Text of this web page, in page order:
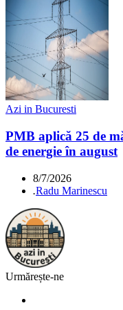
Azi in Bucuresti
PMB aplică 25 de
de energie în august
8/7/2026
.Radu Marinescu
Urmărește-ne